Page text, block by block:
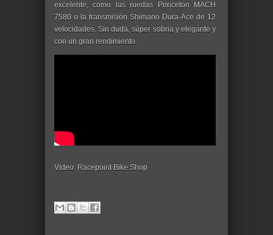
excelente, como las ruedas Princeton MACH
7580 o la transmisión Shimano Dura-Ace de 12
velocidades. Sin duda, súper sobria y elegante y
con un gran rendimiento.
Vídeo: Racepoint Bike Shop